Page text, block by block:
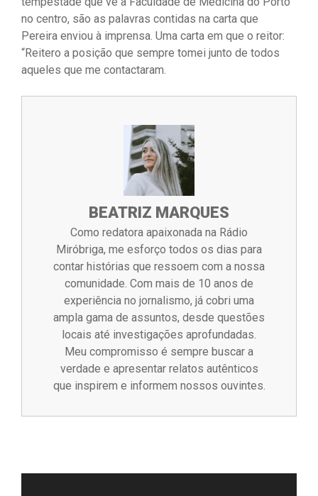
no centro, são as palavras contidas na carta que
Pereira enviou à imprensa. Uma carta em que o reitor:
“Reitero a posição que sempre tomei junto de todos
aqueles que me contactaram.
BEATRIZ MARQUES
Como redatora apaixonada na Rádio
Miróbriga, me esforço todos os dias para
contar histórias que ressoem com a nossa
comunidade. Com mais de 10 anos de
experiência no jornalismo, já cobri uma
ampla gama de assuntos, desde questões
locais até investigações aprofundadas.
Meu compromisso é sempre buscar a
verdade e apresentar relatos autênticos
que inspirem e informem nossos ouvintes.